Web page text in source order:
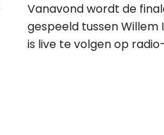
Vanavond wordt de
gespeeld tussen Willem
is live te volgen op